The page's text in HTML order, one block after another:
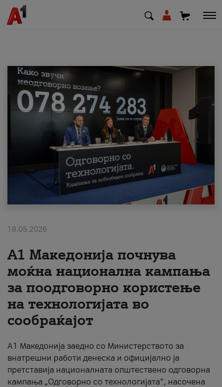
МК EN SQ
Деловни
Поддршка
Надополни кредит
#ПодобарОнлајн
18.05.2026
A1 Македонија почнува
моќна национална кампања
за поодговорно користење
на технологијата во
сообраќајот
A1 Македонија заедно со Министерството за
внатрешни работи денеска и официјално ја
претставија националната општествено одговорна
кампања „Одговорно со технологијата“, насочена